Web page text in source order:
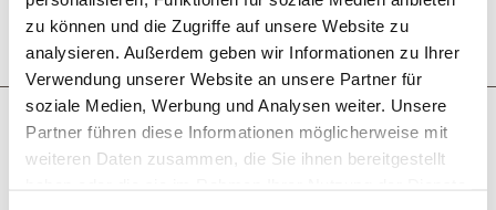
zu können und die Zugriffe auf unsere Website zu
analysieren. Außerdem geben wir Informationen zu Ihrer
Verwendung unserer Website an unsere Partner für
soziale Medien, Werbung und Analysen weiter. Unsere
Partner führen diese Informationen möglicherweise mit
weiteren Daten zusammen, die Sie ihnen bereitgestellt
Anreise planen PDF erzeugen
Das könnte dich auch interessieren